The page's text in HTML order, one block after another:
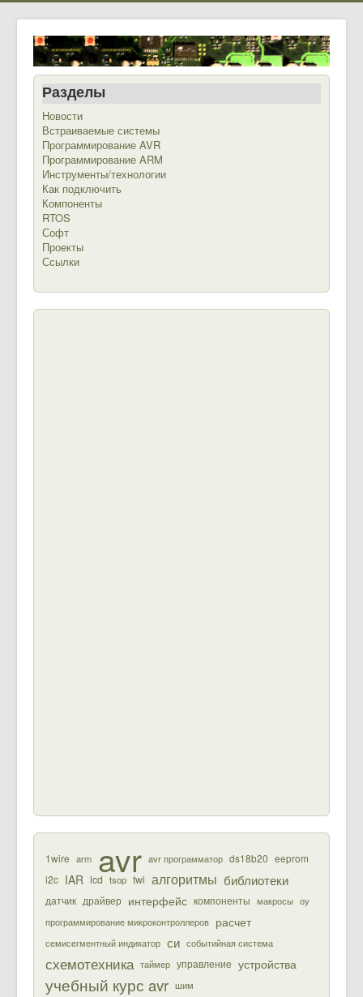
Разделы
Новости
Встраиваемые системы
Программирование AVR
Программирование ARM
Инструменты/технологии
Как подключить
Компоненты
RTOS
Софт
Проекты
Ссылки
1wire arm avr avr программатор ds18b20 eeprom
i2c IAR lcd tsop twi алгоритмы библиотеки
датчик драйвер интерфейс компоненты макросы оу
программирование микроконтроллеров расчет
семисегментный индикатор си событийная система
схемотехника таймер управление устройства
учебный курс avr шим